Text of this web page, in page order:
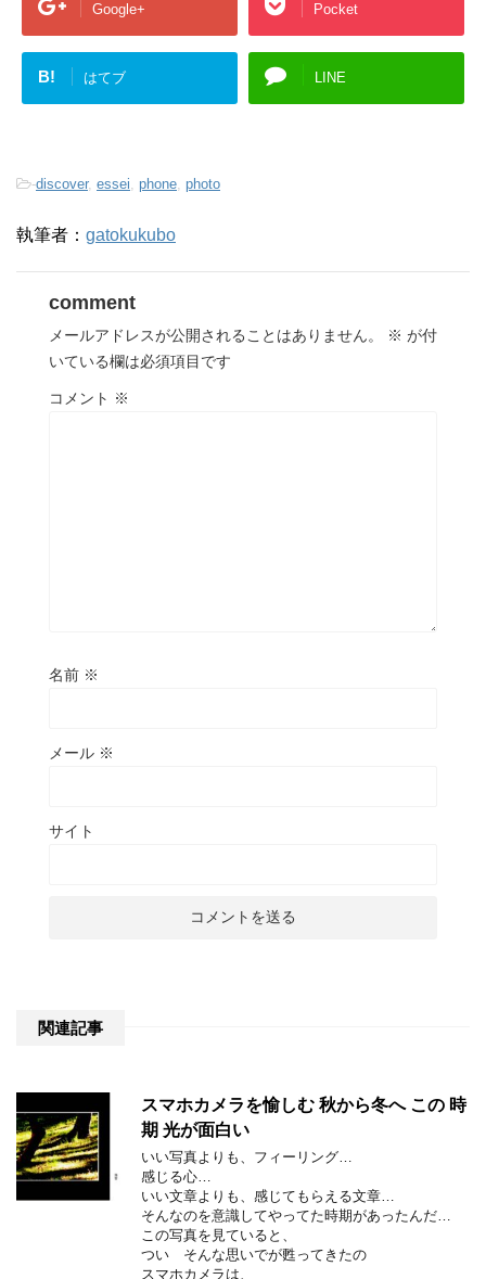
Google+ Pocket
B! はてブ LINE
-discover, essei phone photo
執筆者： gatokukubo
comment
メールアドレスが公開されることはありません。 ※ が付
いている欄は必須項目です
コメント ※
名前 ※
メール ※
サイト
関連記事
スマホカメラを愉しむ 秋から冬へ この 時
期 光が面白い
いい写真よりも、フィーリング…
感じる心…
いい文章よりも、感じてもらえる文章…
そんなのを意識してやってた時期があったんだ…
この写真を見ていると、
つい そんな思いでが甦ってきたの
スマホカメラは、